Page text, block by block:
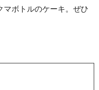
マボトルのケーキ。ぜひ